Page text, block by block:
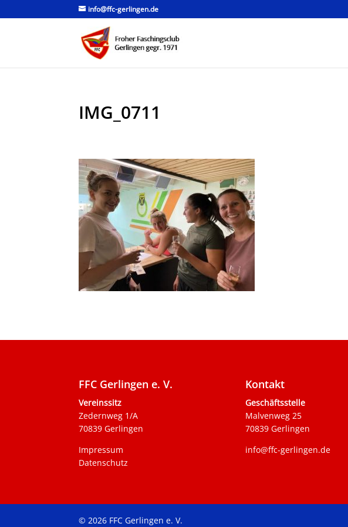
info@ffc-gerlingen.de
IMG_0711
FFC Gerlingen e. V.
Vereinssitz
Zedernweg 1/A
70839 Gerlingen
Impressum
Datenschutz
Kontakt
Geschäftsstelle
Malvenweg 25
70839 Gerlingen
info@ffc-gerlingen.de
© 2026 FFC Gerlingen e. V.